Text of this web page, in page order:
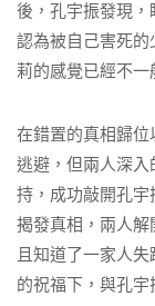
後，孔宇振發現
認為被自己害死
莉的感覺已經不一
在錯置的真相歸
逃避，但兩人深
持，成功敲開孔
揭發真相，兩人
且知道了一家人
的祝福下，與孔宇